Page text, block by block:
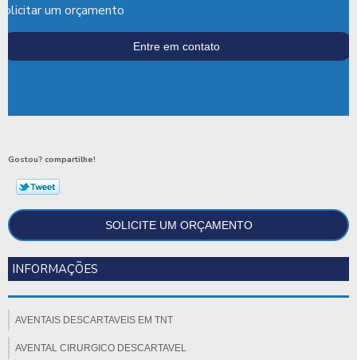
um orçamento
Entre em contato
Gostou? compartilhe!
SOLICITE UM ORÇAMENTO
INFORMAÇÕES
AVENTAIS DESCARTAVEIS EM TNT
AVENTAL CIRURGICO DESCARTAVEL